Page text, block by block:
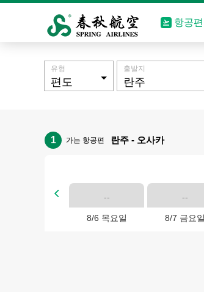
항공
유형 출발지
1 가는 항공편 란주 - 오사카
 --
8/6 목요일
--
8/7 금요일